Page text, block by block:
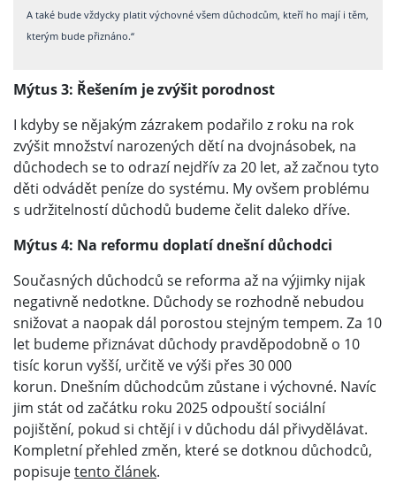
A také bude vždycky platit výchovné všem důchodcům, kteří ho mají i těm,
kterým bude přiznáno.“
Mýtus 3: Řešením je zvýšit porodnost
I kdyby se nějakým zázrakem podařilo z roku na rok
zvýšit množství narozených dětí na dvojnásobek, na
důchodech se to odrazí nejdřív za 20 let, až začnou tyto
děti odvádět peníze do systému. My ovšem problému
s udržitelností důchodů budeme čelit daleko dříve.
Mýtus 4: Na reformu doplatí dnešní důchodci
Současných důchodců se reforma až na výjimky nijak
negativně nedotkne. Důchody se rozhodně nebudou
snižovat a naopak dál porostou stejným tempem. Za 10
let budeme přiznávat důchody pravděpodobně o 10
tisíc korun vyšší, určitě ve výši přes 30 000
korun. Dnešním důchodcům zůstane i výchovné. Navíc
jim stát od začátku roku 2025 odpouští sociální
pojištění, pokud si chtějí i v důchodu dál přivydělávat.
Kompletní přehled změn, které se dotknou důchodců,
popisujetento článek.